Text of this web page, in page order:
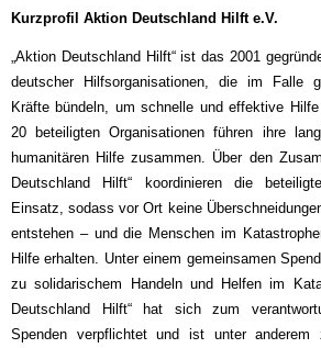
Kurzprofil Aktion Deutschland Hilft e.V.
„Aktion Deutschland Hilft“ ist das 2001
deutscher Hilfsorganisationen, die im Falle
Kräfte bündeln, um schnelle und effektive
20 beteiligten Organisationen führen ihre
humanitären Hilfe zusammen. Über den
Deutschland Hilft“ koordinieren die
Einsatz, sodass vor Ort keine
entstehen – und die Menschen im
Hilfe erhalten. Unter einem gemeinsamen
zu solidarischem Handeln und Helfen im
Deutschland Hilft“ hat sich zum
Spenden verpflichtet und ist unter anderem